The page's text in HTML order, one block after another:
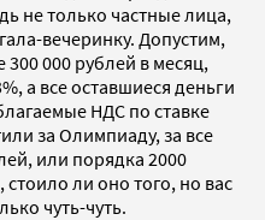
не только частные лица,
вечеринку. Допустим,
300 000 рублей в месяц,
а все оставшиеся деньги
НДС по ставке
за Олимпиаду, за все
или порядка 2000
ли оно того, но вас
чуть-чуть.